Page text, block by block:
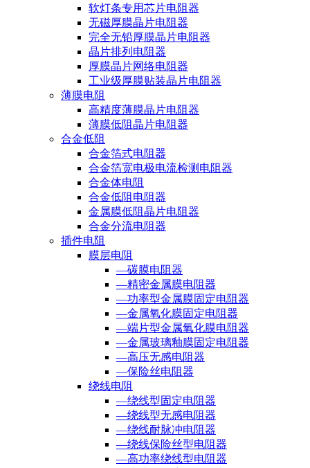
软灯条专用芯片电阻器
无磁厚膜晶片电阻器
完全无铅厚膜晶片电阻器
晶片排列电阻器
厚膜晶片网络电阻器
工业级厚膜贴装晶片电阻器
薄膜电阻
高精度薄膜晶片电阻器
薄膜低阻晶片电阻器
合金低阻
合金箔式电阻器
合金箔宽电极电流检测电阻器
合金体电阻
合金低阻电阻器
金属膜低阻晶片电阻器
合金分流电阻器
插件电阻
膜层电阻
—碳膜电阻器
—精密金属膜电阻器
—功率型金属膜固定电阻器
—金属氧化膜固定电阻器
—端片型金属氧化膜电阻器
—金属玻璃釉膜固定电阻器
—高压无感电阻器
—保险丝电阻器
绕线电阻
—绕线型固定电阻器
—绕线型无感电阻器
—绕线耐脉冲电阻器
—绕线保险丝型电阻器
—高功率绕线型电阻器